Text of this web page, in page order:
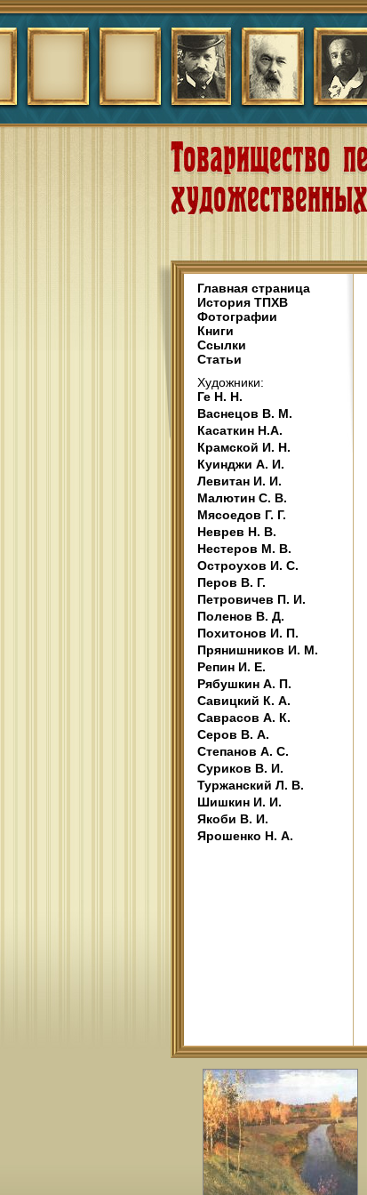
Главная страница
История ТПХВ
Фотографии
Книги
Ссылки
Статьи
Художники:
Ге Н. Н.
Васнецов В. М.
Касаткин Н.А.
Крамской И. Н.
Куинджи А. И.
Левитан И. И.
Малютин С. В.
Мясоедов Г. Г.
Неврев Н. В.
Нестеров М. В.
Остроухов И. С.
Перов В. Г.
Петровичев П. И.
Поленов В. Д.
Похитонов И. П.
Прянишников И. М.
Репин И. Е.
Рябушкин А. П.
Савицкий К. А.
Саврасов А. К.
Серов В. А.
Степанов А. С.
Суриков В. И.
Туржанский Л. В.
Шишкин И. И.
Якоби В. И.
Ярошенко Н. А.